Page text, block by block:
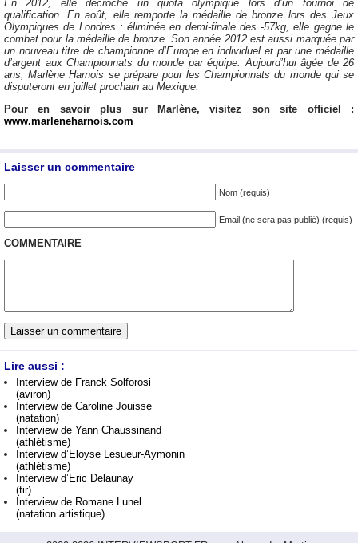
En 2012, elle décroche un quota olympique lors d’un tournoi de
qualification. En août, elle remporte la médaille de bronze lors des Jeux
Olympiques de Londres : éliminée en demi-finale des -57kg, elle gagne le
combat pour la médaille de bronze. Son année 2012 est aussi marquée par
un nouveau titre de championne d’Europe en individuel et par une médaille
d’argent aux Championnats du monde par équipe. Aujourd’hui âgée de 26
ans, Marlène Harnois se prépare pour les Championnats du monde qui se
disputeront en juillet prochain au Mexique.
Pour en savoir plus sur Marlène, visitez son site officiel :
www.marleneharnois.com
Laisser un commentaire
Nom (requis)
Email (ne sera pas publié) (requis)
COMMENTAIRE
Lire aussi :
Interview de Franck Solforosi
(aviron)
Interview de Caroline Jouisse
(natation)
Interview de Yann Chaussinand
(athlétisme)
Interview d’Eloyse Lesueur-Aymonin
(athlétisme)
Interview d’Eric Delaunay
(tir)
Interview de Romane Lunel
(natation artistique)